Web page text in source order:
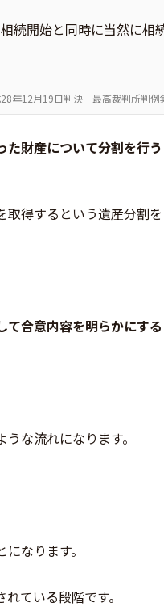
続開始と同時に当然に相
年12月19日判決 最高裁判所判例
た財産について分割を行
取得するという遺産分割
て合意内容を明らかにす
な流れになります。
なります。
ている段階です。